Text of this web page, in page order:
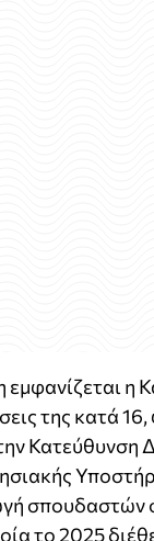
εμφανίζεται
της κατά
Κατεύθυνση
σπουδαστών
το 2025